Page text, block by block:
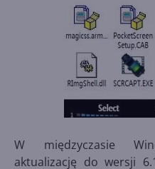
W międzyczasie
aktualizację do wersji